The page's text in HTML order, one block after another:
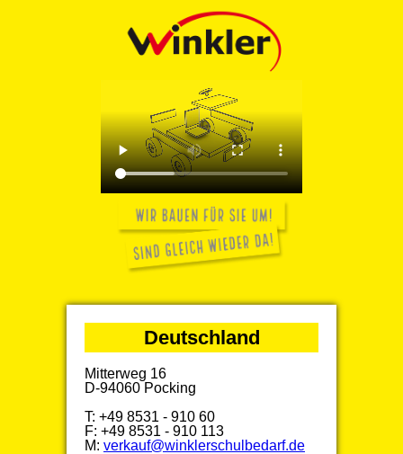
Deutschland
Mitterweg 16
D-94060 Pocking
T: +49 8531 - 910 60
F: +49 8531 - 910 113
M: verkauf@winklerschulbedarf.de